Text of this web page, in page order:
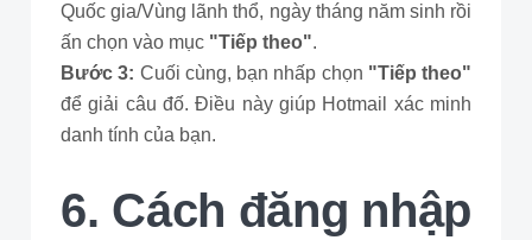
Quốc gia/Vùng lãnh thổ, ngày tháng năm sinh rồi
ấn chọn vào mục "Tiếp theo".
Bước 3: Cuối cùng, bạn nhấp chọn "Tiếp theo"
để giải câu đố. Điều này giúp Hotmail xác minh
danh tính của bạn.
6. Cách đăng nhập